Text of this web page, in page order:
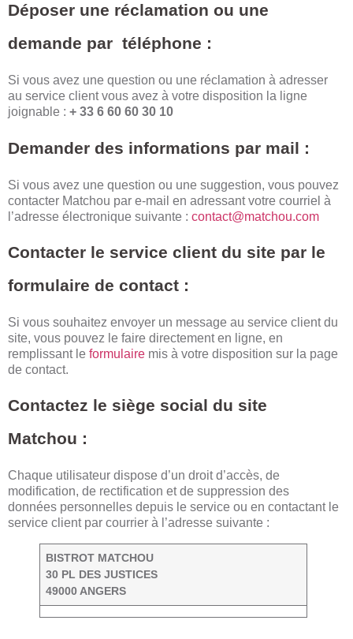
Déposer une réclamation ou une
demande par téléphone :
Si vous avez une question ou une réclamation à adresser
au service client vous avez à votre disposition la ligne
joignable : + 33 6 60 60 30 10
Demander des informations par mail :
Si vous avez une question ou une suggestion, vous pouvez
contacter Matchou par e-mail en adressant votre courriel à
l’adresse électronique suivante : contact@matchou.com
Contacter le service client du site par le
formulaire de contact :
Si vous souhaitez envoyer un message au service client du
site, vous pouvez le faire directement en ligne, en
remplissant le formulaire mis à votre disposition sur la page
de contact.
Contactez le siège social du site
Matchou :
Chaque utilisateur dispose d’un droit d’accès, de
modification, de rectification et de suppression des
données personnelles depuis le service ou en contactant le
service client par courrier à l’adresse suivante :
BISTROT MATCHOU
30 PL DES JUSTICES
49000 ANGERS